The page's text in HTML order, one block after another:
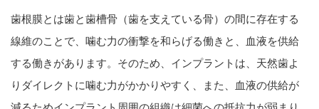
歯根膜とは歯と歯槽骨（歯を支えている骨）の間に存在する
線維のことで、噛む力の衝撃を和らげる働きと、血液を供給
する働きがあります。そのため、インプラントは、天然歯よ
りダイレクトに噛む力がかかりやすく、また、血液の供給が